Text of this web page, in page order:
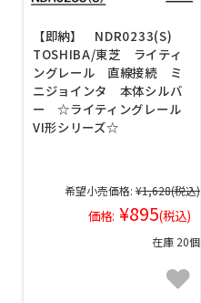
【即納】 NDR0233(S)
TOSHIBA/東芝 ライティ
ングレール 直線接続 ミ
ニジョインタ 本体シルバ
ー ☆ライティングレール
VI形シリーズ☆
希望小売価格: ¥1,628(税込)
価格: ¥895(税込)
在庫 20個